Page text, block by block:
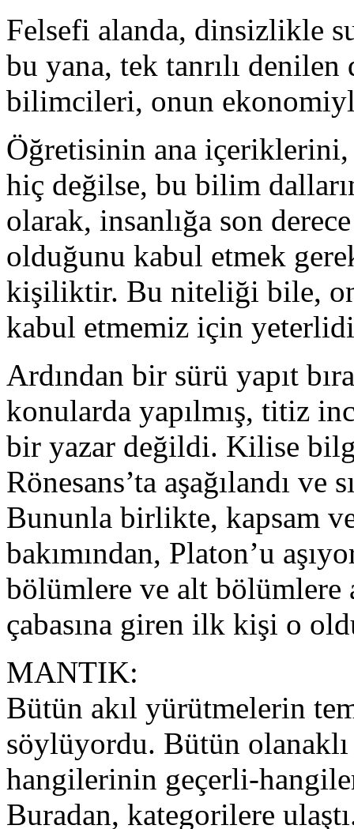
Felsefi alanda, dinsizlikle
bu yana, tek tanrılı
bilimcileri, onun
Öğretisinin ana içeriklerini,
hiç değilse, bu bilim
olarak, insanlığa son
olduğunu kabul etmek
kişiliktir. Bu niteliği bile,
kabul etmemiz için
Ardından bir sürü yapıt
konularda yapılmış, titiz
bir yazar değildi. Kilise
Rönesans’ta aşağılandı ve
Bununla birlikte, kapsam
bakımından, Platon’u
bölümlere ve alt bölümlere
çabasına giren ilk kişi o
MANTIK:
Bütün akıl yürütmelerin
söylüyordu. Bütün olanaklı
hangilerinin geçerli-
Buradan, kategorilere